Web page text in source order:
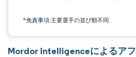
*免責事項:主要選手の並び順不同
Mordor Intelligenceによるア